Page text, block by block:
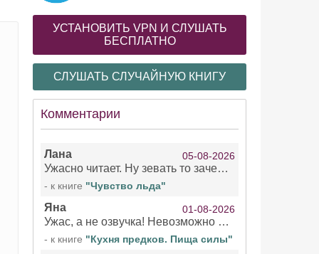
УСТАНОВИТЬ VPN И СЛУШАТЬ
БЕСПЛАТНО
СЛУШАТЬ СЛУЧАЙНУЮ КНИГУ
Комментарии
Лана 05-08-2026
Ужасно читает. Ну зевать то зачем. Уже не говорю, что ударения ставит, как хочет.
- к книге "Чувство льда"
Яна 01-08-2026
Ужас, а не озвучка! Невозможно вникать в смысл текста из за кривляний чтеца
- к книге "Кухня предков. Пища силы"